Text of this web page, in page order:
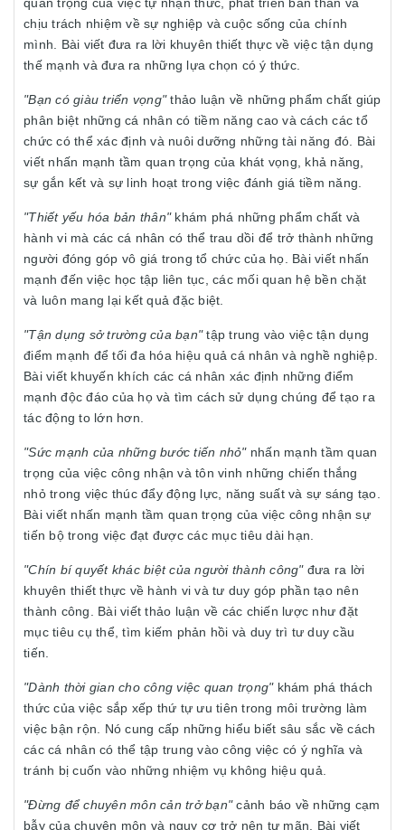
chịu trách nhiệm về sự nghiệp và cuộc sống của chính
mình. Bài viết đưa ra lời khuyên thiết thực về việc tận dụng
thế mạnh và đưa ra những lựa chọn có ý thức.
"Bạn có giàu triển vọng"thảo luận về những phẩm chất giúp
phân biệt những cá nhân có tiềm năng cao và cách các tổ
chức có thể xác định và nuôi dưỡng những tài năng đó. Bài
viết nhấn mạnh tầm quan trọng của khát vọng, khả năng,
sự gắn kết và sự linh hoạt trong việc đánh giá tiềm năng.
"Thiết yếu hóa bản thân"khám phá những phẩm chất và
hành vi mà các cá nhân có thể trau dồi để trở thành những
người đóng góp vô giá trong tổ chức của họ. Bài viết nhấn
mạnh đến việc học tập liên tục, các mối quan hệ bền chặt
và luôn mang lại kết quả đặc biệt.
"Tận dụng sở trường của bạn"tập trung vào việc tận dụng
điểm mạnh để tối đa hóa hiệu quả cá nhân và nghề nghiệp.
Bài viết khuyến khích các cá nhân xác định những điểm
mạnh độc đáo của họ và tìm cách sử dụng chúng để tạo ra
tác động to lớn hơn.
"Sức mạnh của những bước tiến nhỏ"nhấn mạnh tầm quan
trọng của việc công nhận và tôn vinh những chiến thắng
nhỏ trong việc thúc đẩy động lực, năng suất và sự sáng tạo.
Bài viết nhấn mạnh tầm quan trọng của việc công nhận sự
tiến bộ trong việc đạt được các mục tiêu dài hạn.
"Chín bí quyết khác biệt của người thành công"đưa ra lời
khuyên thiết thực về hành vi và tư duy góp phần tạo nên
thành công. Bài viết thảo luận về các chiến lược như đặt
mục tiêu cụ thể, tìm kiếm phản hồi và duy trì tư duy cầu
tiến.
"Dành thời gian cho công việc quan trọng"khám phá thách
thức của việc sắp xếp thứ tự ưu tiên trong môi trường làm
việc bận rộn. Nó cung cấp những hiểu biết sâu sắc về cách
các cá nhân có thể tập trung vào công việc có ý nghĩa và
tránh bị cuốn vào những nhiệm vụ không hiệu quả.
"Đừng để chuyên môn cản trở bạn"cảnh báo về những cạm
bẫy của chuyên môn và nguy cơ trở nên tự mãn. Bài viết